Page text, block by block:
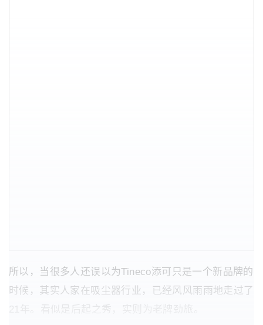
所以，当很多人还误以为Tineco添可只是一个新品牌的
时候，其实人家在吸尘器行业，已经风风雨雨地走过了